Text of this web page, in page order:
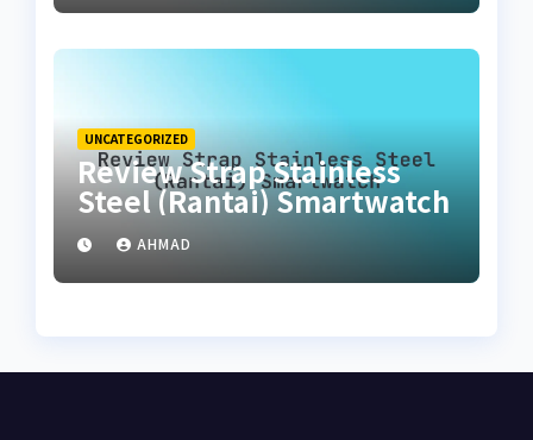
UNCATEGORIZED
Review Strap Stainless
Steel (Rantai) Smartwatch
AHMAD